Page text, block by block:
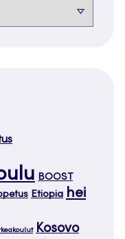
BOOST
Etiopia hei
Kosovo